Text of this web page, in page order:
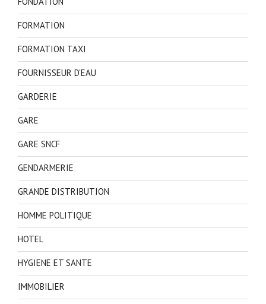
FORMATION
FORMATION TAXI
FOURNISSEUR D'EAU
GARDERIE
GARE
GARE SNCF
GENDARMERIE
GRANDE DISTRIBUTION
HOMME POLITIQUE
HOTEL
HYGIENE ET SANTE
IMMOBILIER